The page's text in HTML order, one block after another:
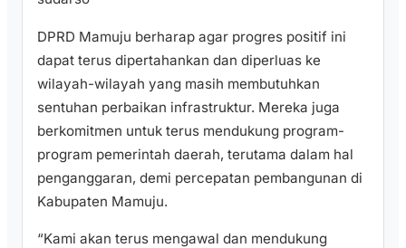
DPRD Mamuju berharap agar progres positif ini
dapat terus dipertahankan dan diperluas ke
wilayah-wilayah yang masih membutuhkan
sentuhan perbaikan infrastruktur. Mereka juga
berkomitmen untuk terus mendukung program-
program pemerintah daerah, terutama dalam hal
penganggaran, demi percepatan pembangunan di
Kabupaten Mamuju.
“Kami akan terus mengawal dan mendukung